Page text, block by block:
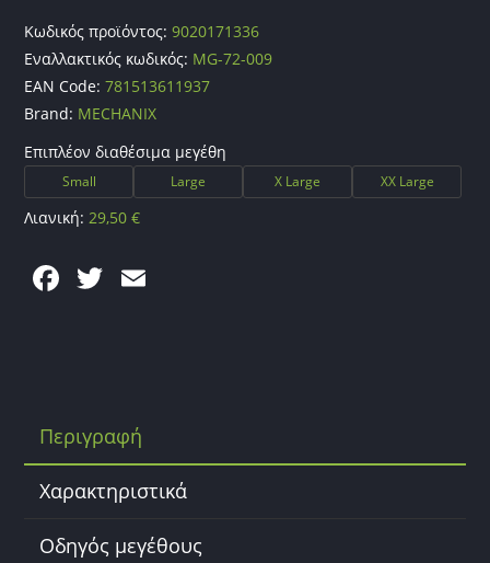
Κωδικός προϊόντος:9020171336
Εναλλακτικός κωδικός: MG-72-009
EAN Code:781513611937
Brand: MECHANIX
Επιπλέον διαθέσιμα μεγέθη
Small Large X Large XX Large
Λιανική:29,50€
F
o
o
T
Περιγραφή
Χαρακτηριστικά
Οδηγός μεγέθους